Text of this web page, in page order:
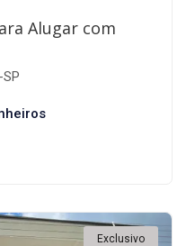
Alugar com
Exclusivo